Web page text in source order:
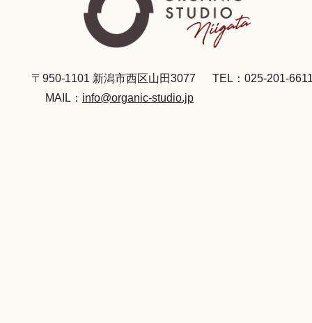
〒950-1101 新潟市西区山田3077
TEL：025-201-
MAIL： info@organic-studio.jp